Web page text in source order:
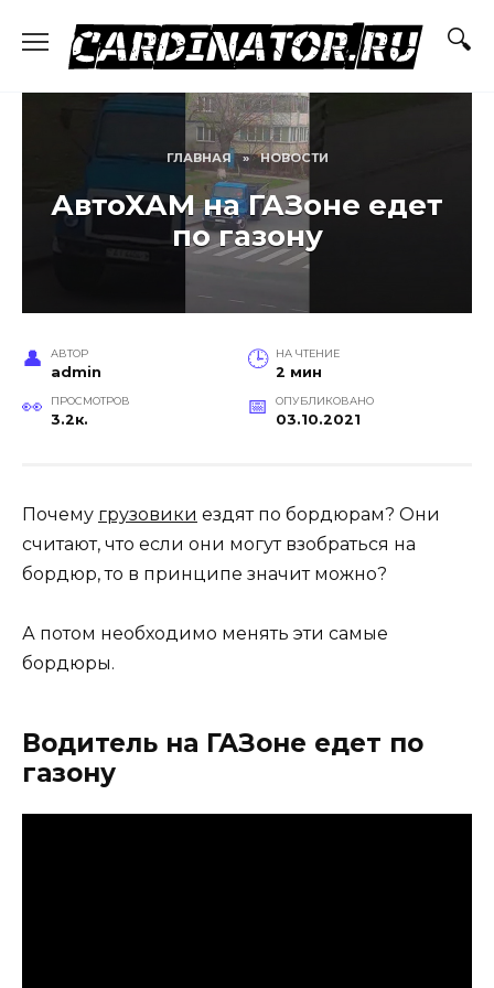
содержанию
ГЛАВНАЯ » НОВОСТИ
АвтоХАМ на ГАЗоне едет
по газону
АВТОР
admin
НА ЧТЕНИЕ
2 мин
ПРОСМОТРОВ
3.2к.
ОПУБЛИКОВАНО
03.10.2021
Почему грузовики ездят по бордюрам? Они
считают, что если они могут взобраться на
бордюр, то в принципе значит можно?
А потом необходимо менять эти самые
бордюры.
Водитель на ГАЗоне едет по
газону